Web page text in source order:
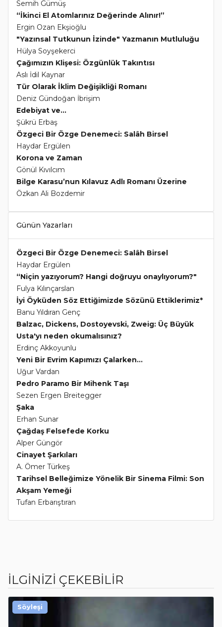
Semih Gümüş
“İkinci El Atomlarınız Değerinde Alınır!”
Ergin Ozan Ekşioğlu
"Yazınsal Tutkunun İzinde" Yazmanın Mutluluğu
Hülya Soyşekerci
Çağımızın Klişesi: Özgünlük Takıntısı
Aslı İdil Kaynar
Tür Olarak İklim Değişikliği Romanı
Deniz Gündoğan İbrişim
Edebiyat ve...
Şükrü Erbaş
Özgeci Bir Özge Denemeci: Salâh Birsel
Haydar Ergülen
Korona ve Zaman
Gönül Kıvılcım
Bilge Karasu’nun Kılavuz Adlı Romanı Üzerine
Özkan Ali Bozdemir
Günün Yazarları
Özgeci Bir Özge Denemeci: Salâh Birsel
Haydar Ergülen
“Niçin yazıyorum? Hangi doğruyu onaylıyorum?"
Fulya Kılınçarslan
İyi Öyküden Söz Ettiğimizde Sözünü Ettiklerimiz*
Banu Yıldıran Genç
Balzac, Dickens, Dostoyevski, Zweig: Üç Büyük
Usta'yı neden okumalısınız?
Erdinç Akkoyunlu
Yeni Bir Evrim Kapımızı Çalarken...
Uğur Vardan
Pedro Paramo Bir Mihenk Taşı
Sezen Ergen Breitegger
Şaka
Erhan Sunar
Çağdaş Felsefede Korku
Alper Güngör
Cinayet Şarkıları
A. Ömer Türkeş
Tarihsel Belleğimize Yönelik Bir Sinema Filmi: Son
Akşam Yemeği
Tufan Erbarıştıran
İLGİNİZİ ÇEKEBİLİR
Söyleşi